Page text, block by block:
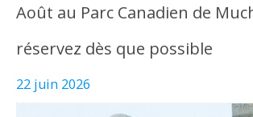
Août au Parc Canadien de
réservez dès que possible
22 juin 2026